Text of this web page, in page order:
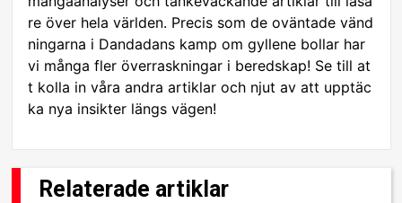
re över hela världen. Precis som de oväntade vänd
ningarna i Dandadans kamp om gyllene bollar har
vi många fler överraskningar i beredskap! Se till at
t kolla in våra andra artiklar och njut av att upptäc
ka nya insikter längs vägen!
Relaterade artiklar